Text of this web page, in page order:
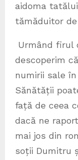
aidoma
tămăduitor
Urmând firul
descoperim
numirii sale
Sănătății
față de ceea
dacă ne
mai jos din
soții Dumitru